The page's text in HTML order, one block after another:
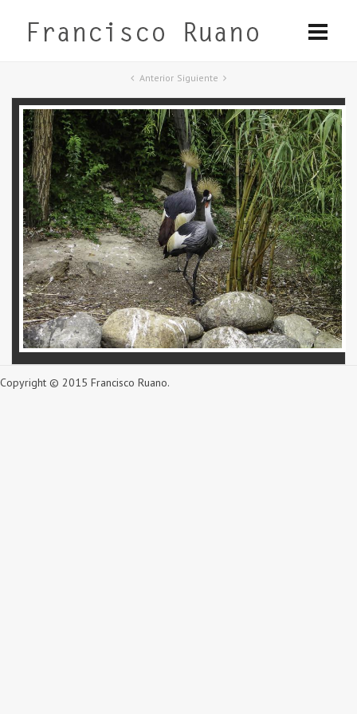
Anterior Siguiente
Copyright © 2015 Francisco Ruano.